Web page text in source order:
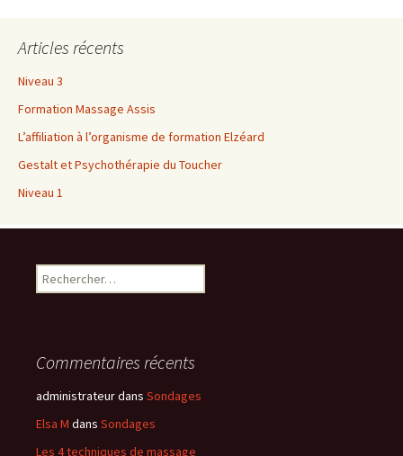
Articles récents
Niveau 3
Formation Massage Assis
L’affiliation à l’organisme de formation Elzéard
Gestalt et Psychothérapie du Toucher
Niveau 1
Rechercher :
Commentaires récents
administrateurdans Sondages
Elsa M dans Sondages
Les 4 techniques de massage